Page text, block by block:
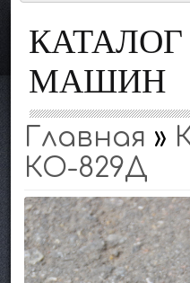
МАШИН
Главная »
КО-829Д